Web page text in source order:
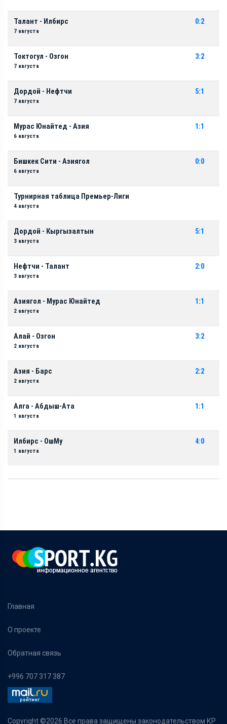
Талант - Илбирс
7 августа
0:2
Токтогул - Озгон
7 августа
3:2
Дордой - Нефтчи
7 августа
5:1
Мурас Юнайтед - Азия
6 августа
1:1
Бишкек Сити - Азиягол
6 августа
0:0
Турнирная таблица Премьер-Лиги
4 августа
Дордой - Кыргызалтын
3 августа
5:1
Нефтчи - Талант
3 августа
2:0
Азиягол - Мурас Юнайтед
2 августа
1:1
Алай - Озгон
2 августа
3:2
Азия - Барс
2 августа
2:2
Алга - Абдыш-Ата
1 августа
1:1
Илбирс - ОшМу
1 августа
4:0
Главная
О проекте
Обратная связь
+996 707 317 387
Copyright ©2026 Все права защищены законодательством КР